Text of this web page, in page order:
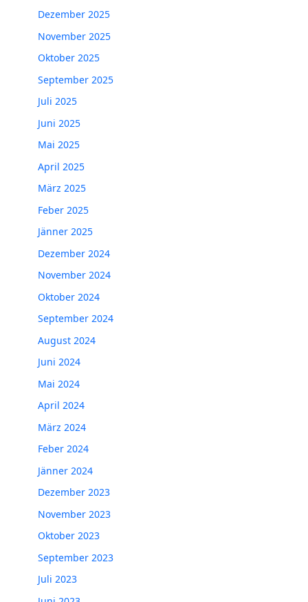
Dezember 2025
November 2025
Oktober 2025
September 2025
Juli 2025
Juni 2025
Mai 2025
April 2025
März 2025
Feber 2025
Jänner 2025
Dezember 2024
November 2024
Oktober 2024
September 2024
August 2024
Juni 2024
Mai 2024
April 2024
März 2024
Feber 2024
Jänner 2024
Dezember 2023
November 2023
Oktober 2023
September 2023
Juli 2023